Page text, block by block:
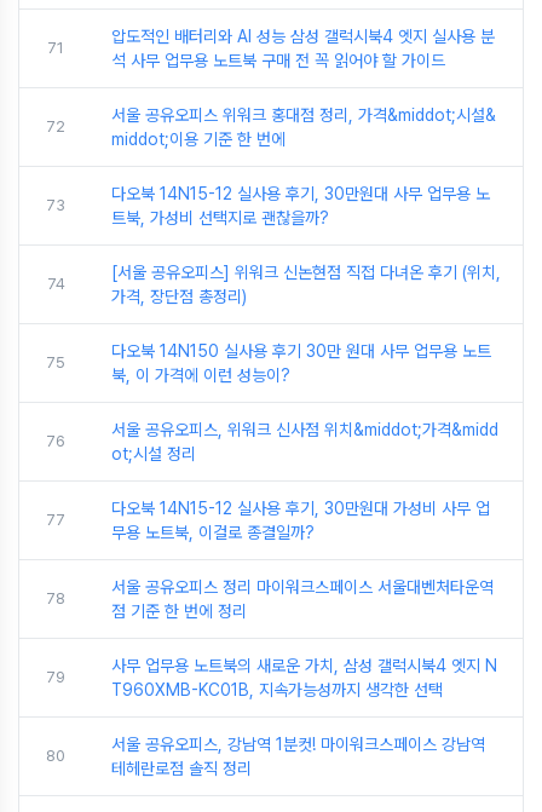
71
압도적인 배터리와 AI 성능 삼성 갤럭시북4 엣지 실사용 분
석 사무 업무용 노트북 구매 전 꼭 읽어야 할 가이드
72
서울 공유오피스 위워크 홍대점 정리, 가격&middot;시설&
middot;이용 기준 한 번에
73
다오북 14N15-12 실사용 후기, 30만원대 사무 업무용 노
트북, 가성비 선택지로 괜찮을까?
74
[서울 공유오피스] 위워크 신논현점 직접 다녀온 후기 (위치,
가격, 장단점 총정리)
75
다오북 14N150 실사용 후기 30만 원대 사무 업무용 노트
북, 이 가격에 이런 성능이?
76
서울 공유오피스, 위워크 신사점 위치&middot;가격&midd
ot;시설 정리
77
다오북 14N15-12 실사용 후기, 30만원대 가성비 사무 업
무용 노트북, 이걸로 종결일까?
78
서울 공유오피스 정리 마이워크스페이스 서울대벤처타운역
점 기준 한 번에 정리
79
사무 업무용 노트북의 새로운 가치, 삼성 갤럭시북4 엣지 N
T960XMB-KC01B, 지속가능성까지 생각한 선택
80
서울 공유오피스, 강남역 1분컷! 마이워크스페이스 강남역
테헤란로점 솔직 정리